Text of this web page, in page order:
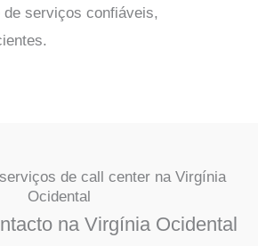
de serviços confiáveis,
de call center na Virgínia
Ocidental
na Virgínia Ocidental